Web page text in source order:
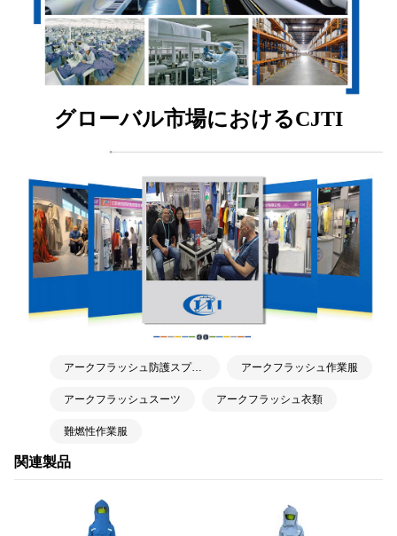
関連製品
グローバル市場におけるCJTI
アークフラッシュ防護スプリット作業服 アークフラッシュ作業服
アークフラッシュスーツ アークフラッシュ衣類
難燃性作業服